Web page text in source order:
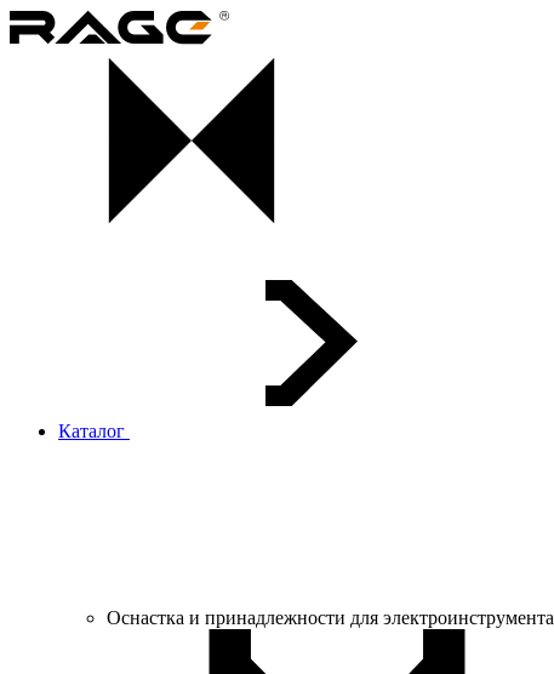
Каталог
Оснастка и принадлежности для электроинструмента